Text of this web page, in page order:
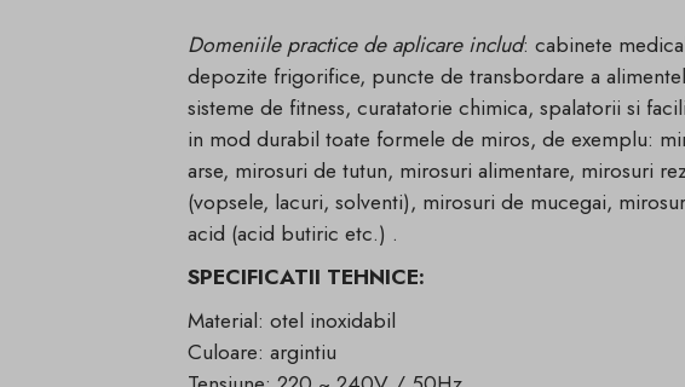
Domeniile practice de aplicare includ: cabinete
depozite frigorifice, puncte de transbordare a
sisteme de fitness, curatatorie chimica, spalatorii si
in mod durabil toate formele de miros, de exemplu:
arse, mirosuri de tutun, mirosuri alimentare, mirosuri
(vopsele, lacuri, solventi), mirosuri de mucegai,
acid (acid butiric etc.) .
SPECIFICATII TEHNICE:
Material: otel inoxidabil
Culoare: argintiu